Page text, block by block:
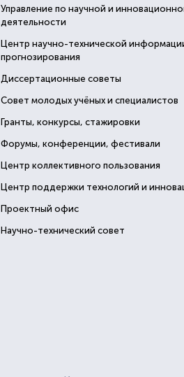
Управление по научной и
деятельности
Центр научно-технической
прогнозирования
Диссертационные советы
Совет молодых учёных и специалистов
Гранты, конкурсы, стажировки
Форумы, конференции, фестивали
Центр коллективного пользования
Центр поддержки технологий и
Проектный офис
Научно-технический совет